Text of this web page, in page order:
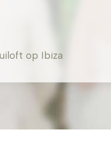
op Ibiza